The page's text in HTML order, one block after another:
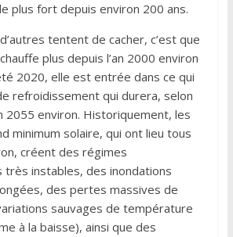
plus fort depuis environ 200 ans.
tentent de cacher, c’est que
plus depuis l’an 2000 environ
2020, elle est entrée dans ce qui
refroidissement qui durera, selon
2055 environ. Historiquement, les
minimum solaire, qui ont lieu tous
créent des régimes
instables, des inondations
des pertes massives de
sauvages de température
à la baisse), ainsi que des